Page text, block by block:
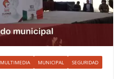
MULTIMEDIA MUNICIPAL
SEGURIDAD